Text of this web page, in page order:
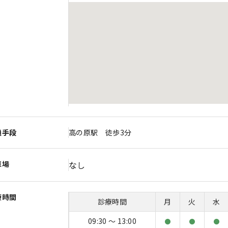
段 高の原駅 徒歩3分
場 なし
間 診療時間 月 火
水
09:30 〜 13:00
● ● ●